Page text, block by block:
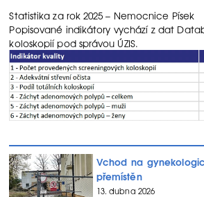
Statistika za rok 2025 – Nemocnice Písek
Popisované indikátory vychází z dat
koloskopií pod správou ÚZIS.
Vchod na
přemístěn
13. dubna 2026